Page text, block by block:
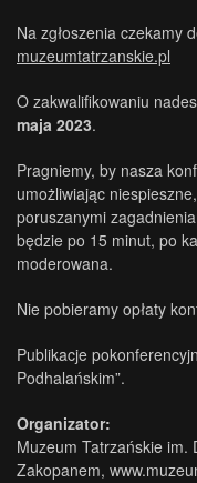
Na zgłoszenia czekamy
muzeumtatrzanskie.pl
O zakwalifikowaniu
maja 2023.
Pragniemy, by nasza
umożliwiając
poruszanymi
będzie po 15 minut, po
moderowana.
Nie pobieramy opłaty
Publikacje
Podhalańskim”.
Organizator:
Muzeum Tatrzańskie im.
Zakopanem,